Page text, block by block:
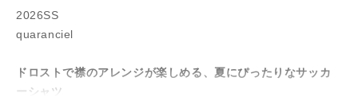
2026SS
quaranciel
ドロストで襟のアレンジが楽しめる、夏にぴったりなサッカ
ーシャツ